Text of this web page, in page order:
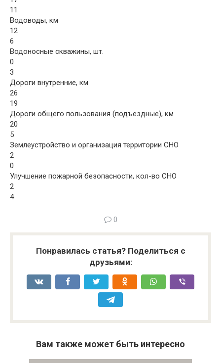
11
Водоводы, км
12
6
Водоносные скважины, шт.
0
3
Дороги внутренние, км
26
19
Дороги общего пользования (подъездные), км
20
5
Землеустройство и организация территории СНО
2
0
Улучшение пожарной безопасности, кол-во СНО
2
4
0
Понравилась статья? Поделиться с
друзьями:
Вам также может быть интересно